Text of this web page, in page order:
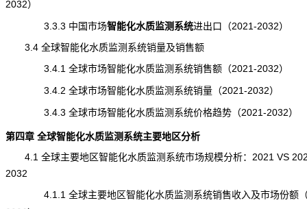
2032）
3.3.3 中国市场智能化水质监测系统进出口 （2021-2032）
3.4 全球智能化水质监测系统销量及销售额
3.4.1 全球市场智能化水质监测系统销售额（2021-2032）
3.4.2 全球市场智能化水质监测系统销量（2021-2032）
3.4.3 全球市场智能化水质监测系统价格趋势（2021-2032）
第四章 全球智能化水质监测系统主要地区分析
4.1 全球主要地区智能化水质监测系统市场规模分析：2021 VS
2032
4.1.1 全球主要地区智能化水质监测系统销售收入及市场份额